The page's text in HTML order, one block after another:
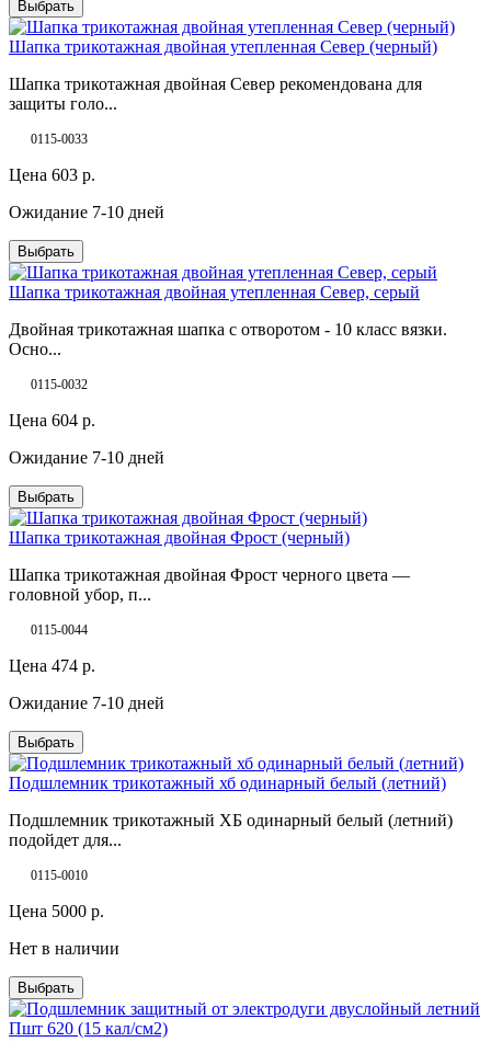
Выбрать
Шапка трикотажная двойная утепленная Север (черный)
Шапка трикотажная двойная Север рекомендована для
защиты голо...
0115-0033
Цена 603 р.
Ожидание 7-10 дней
Выбрать
Шапка трикотажная двойная утепленная Север, серый
Двойная трикотажная шапка с отворотом - 10 класс вязки.
Осно...
0115-0032
Цена 604 р.
Ожидание 7-10 дней
Выбрать
Шапка трикотажная двойная Фрост (черный)
Шапка трикотажная двойная Фрост черного цвета —
головной убор, п...
0115-0044
Цена 474 р.
Ожидание 7-10 дней
Выбрать
Подшлемник трикотажный хб одинарный белый (летний)
Подшлемник трикотажный ХБ одинарный белый (летний)
подойдет для...
0115-0010
Цена 5000 р.
Нет в наличии
Выбрать